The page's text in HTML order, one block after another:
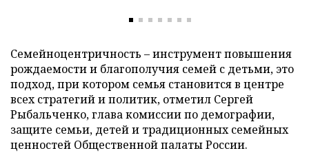
Семейноцентричность – инструмент повышения
рождаемости и благополучия семей с детьми, это
подход, при котором семья становится в центре
всех стратегий и политик, отметил Сергей
Рыбальченко, глава комиссии по демографии,
защите семьи, детей и традиционных семейных
ценностей Общественной палаты России.